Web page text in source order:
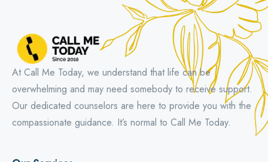
At Call Me Today, we understand that life can be
overwhelming and may need somebody to receive support.
Our dedicated counselors are here to provide you with the
compassionate guidance. It’s normal to Call Me Today.